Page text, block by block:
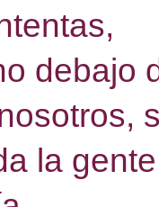
debajo
la gente